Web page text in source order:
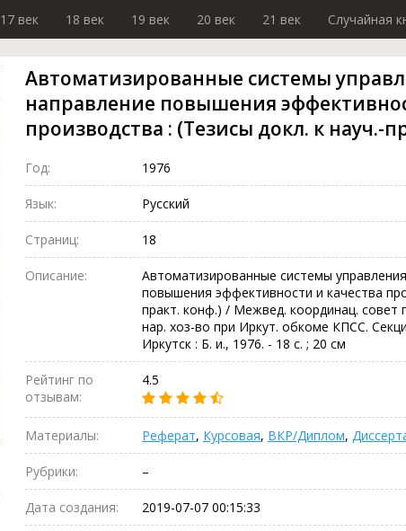
17 век 18 век 19 век 20 век 21 век Случайная
Автоматизированные системы
направление повышения
производства : (Тезисы докл. к науч.-
Год: 1976
Язык: Русский
Страниц: 18
Описание:
Автоматизированные системы
повышения эффективности и качества
практ. конф.) / Межвед. координац. совет
нар. хоз-во при Иркут. обкоме КПСС.
Иркутск : Б. и., 1976. - 18 с. ; 20 см
Рейтинг по
отзывам:
4.5
Материалы: Реферат, Курсовая, ВКР/Диплом,
Рубрики: –
Дата создания: 2019-07-07 00:15:33